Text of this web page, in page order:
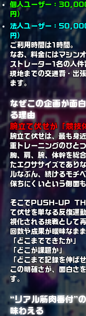
個人ユーザー：
円）
法人ユーザー：
円）
ご利用時間は1時間。
なお、料金にはマシン
ストレーター1名の人件
現地までの交通費・出
ます。
なぜこの企画が面
る理由
腕立て伏せが「競技
腕立て伏せは、最も身
重トレーニングのひとつ
胸、肩、腕、体幹を総
たエクササイズであり
ルなぶん、続けるモチ
保ちにくいという側面も
そこでPUSH-UP
て伏せを単なる反復運
視化される挑戦として
回数や成果が曖昧なま
「どこまでできたか」
「どこが課題か」
「どこまで記録を伸ば
この明確さが、面白さ
す。
“リアル筋肉番付”
味わえる